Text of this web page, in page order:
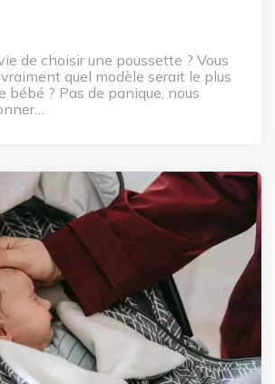
de choisir une poussette ? Vous
quel modèle serait le plus
bébé ? Pas de panique, nous